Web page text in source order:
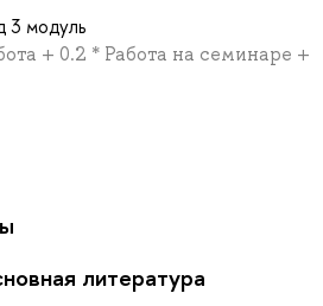
3 модуль
+ 0.2 * Работа на семинаре +
литература